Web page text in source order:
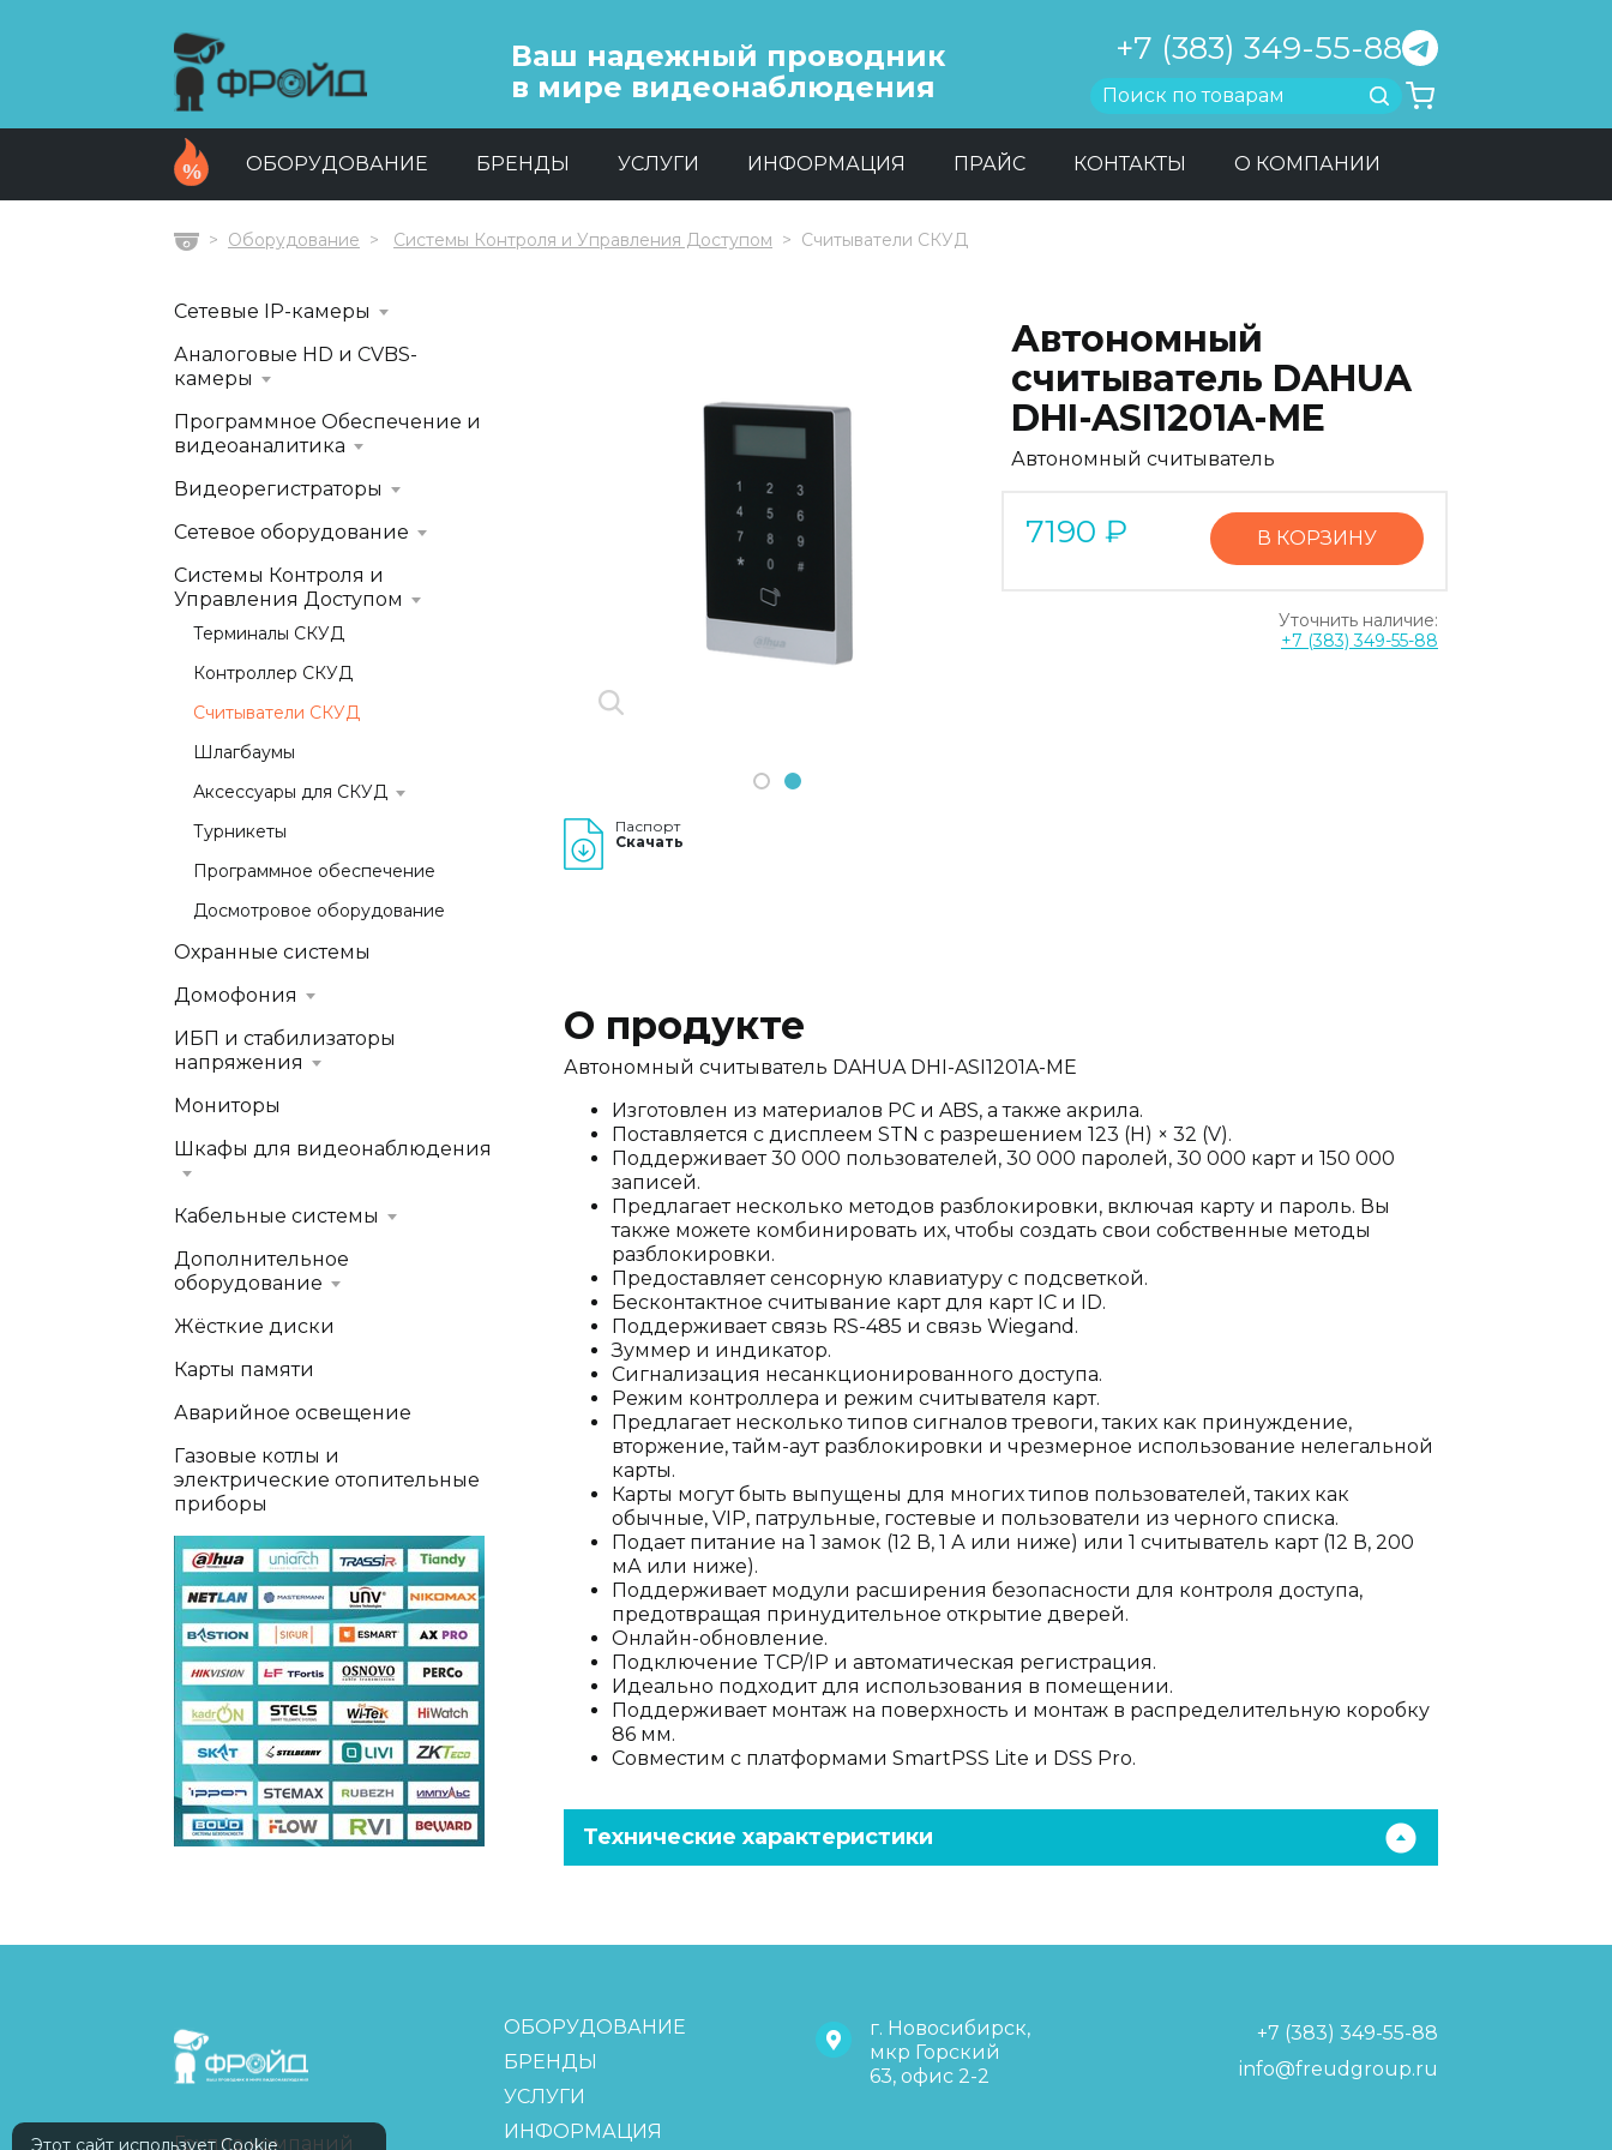
Ваш надежный проводник
в мире видеонаблюдения
+7 (383) 349-55-88
Найти
ОБОРУДОВАНИЕ БРЕНДЫ УСЛУГИ ИНФОРМАЦИЯ ПРАЙС КОНТАКТЫ О КОМПАНИИ
ГлавнаяОборудование Системы Контроля и Управления Доступом Считыватели СКУД
1 2
Паспорт
Скачать
Автономный
считыватель DAHUA
DHI-ASI1201A-ME
Автономный считыватель
7190 ₽ В КОРЗИНУ
Уточнить наличие:
+7 (383) 349-55-88
О продукте
Автономный считыватель DAHUA DHI-ASI1201A-ME
Изготовлен из материалов PC и ABS, а также акрила.
Поставляется с дисплеем STN с разрешением 123 (H) × 32 (V).
Поддерживает 30 000 пользователей, 30 000 паролей, 30 000 карт и 150 000
записей.
Предлагает несколько методов разблокировки, включая карту и пароль. Вы
также можете комбинировать их, чтобы создать свои собственные методы
разблокировки.
Предоставляет сенсорную клавиатуру с подсветкой.
Бесконтактное считывание карт для карт IC и ID.
Поддерживает связь RS-485 и связь Wiegand.
Зуммер и индикатор.
Сигнализация несанкционированного доступа.
Режим контроллера и режим считывателя карт.
Предлагает несколько типов сигналов тревоги, таких как принуждение,
вторжение, тайм-аут разблокировки и чрезмерное использование нелегальной
карты.
Карты могут быть выпущены для многих типов пользователей, таких как
обычные, VIP, патрульные, гостевые и пользователи из черного списка.
Подает питание на 1 замок (12 В, 1 А или ниже) или 1 считыватель карт (12 В, 200
мА или ниже).
Поддерживает модули расширения безопасности для контроля доступа,
предотвращая принудительное открытие дверей.
Онлайн-обновление.
Подключение TCP/IP и автоматическая регистрация.
Идеально подходит для использования в помещении.
Поддерживает монтаж на поверхность и монтаж в распределительную коробку
86 мм.
Совместим с платформами SmartPSS Lite и DSS Pro.
Технические характеристики
Сетевые IP-камеры
Аналоговые HD и CVBS-
камеры
Программное Обеспечение и
видеоаналитика
Видеорегистраторы
Сетевое оборудование
Системы Контроля и
Управления Доступом
Терминалы СКУД
Контроллер СКУД
Считыватели СКУД
Шлагбаумы
Аксессуары для СКУД
Турникеты
Программное обеспечение
Досмотровое оборудование
Охранные системы
Домофония
ИБП и стабилизаторы
напряжения
Мониторы
Шкафы для видеонаблюдения
Кабельные системы
Дополнительное
оборудование
Жёсткие диски
Карты памяти
Аварийное освещение
Газовые котлы и
электрические отопительные
приборы
FreudGroup
Группа компаний
ОБОРУДОВАНИЕ
БРЕНДЫ
УСЛУГИ
ИНФОРМАЦИЯ
г. Новосибирск,
мкр Горский
63, офис 2-2
+7 (383) 349-55-88
info@freudgroup.ru
Этот сайт использует Cookie